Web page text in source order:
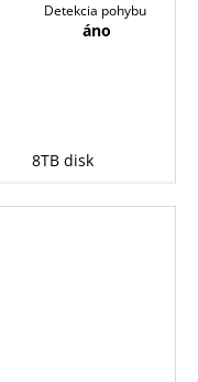
Detekcia pohybu
áno
8TB disk